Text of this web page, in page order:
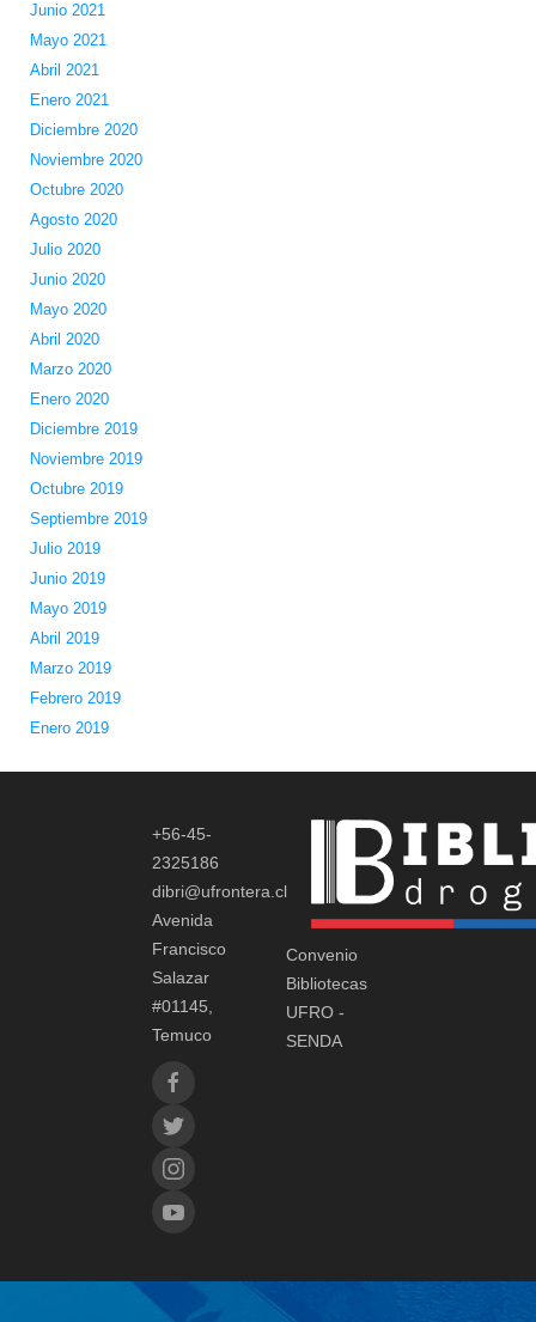
Junio 2021
Mayo 2021
Abril 2021
Enero 2021
Diciembre 2020
Noviembre 2020
Octubre 2020
Agosto 2020
Julio 2020
Junio 2020
Mayo 2020
Abril 2020
Marzo 2020
Enero 2020
Diciembre 2019
Noviembre 2019
Octubre 2019
Septiembre 2019
Julio 2019
Junio 2019
Mayo 2019
Abril 2019
Marzo 2019
Febrero 2019
Enero 2019
+56-45-
2325186
dibri@ufrontera.cl
Avenida
Francisco
Salazar
#01145,
Temuco
Convenio
Bibliotecas
UFRO -
SENDA